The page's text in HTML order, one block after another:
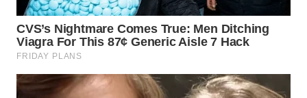
WN
BOGOR
WN
DEPOK